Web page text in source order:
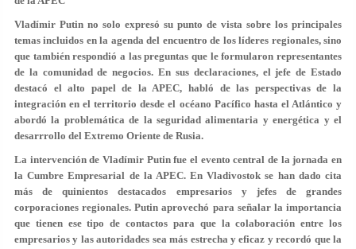
Vladímir Putin no solo expresó su punto de vista sobre los principales
temas incluidos en la agenda del encuentro de los líderes regionales, sino
que también respondió a las preguntas que le formularon representantes
de la comunidad de negocios. En sus declaraciones, el jefe de Estado
destacó el alto papel de la APEC, habló de las perspectivas de la
integración en el territorio desde el océano Pacífico hasta el Atlántico y
abordó la problemática de la seguridad alimentaria y energética y el
desarrrollo del Extremo Oriente de Rusia.
La intervención de Vladímir Putin fue el evento central de la jornada en
la Cumbre Empresarial de la APEC. En Vladivostok se han dado cita
más de quinientos destacados empresarios y jefes de grandes
corporaciones regionales. Putin aprovechó para señalar la importancia
que tienen ese tipo de contactos para que la colaboración entre los
empresarios y las autoridades sea más estrecha y eficaz y recordó que la